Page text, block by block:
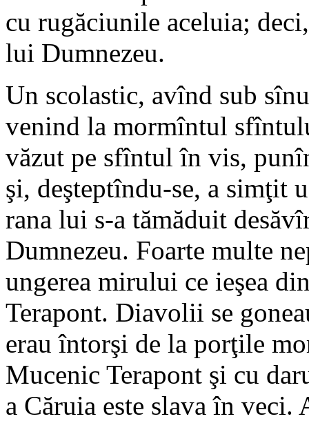
cu rugăciunile aceluia;
lui Dumnezeu.
Un scolastic, avînd sub
venind la mormîntul
văzut pe sfîntul în vis,
şi, deşteptîndu-se, a simţit
rana lui s-a tămăduit
Dumnezeu. Foarte multe
ungerea mirului ce ieşea
Terapont. Diavolii se
erau întorşi de la porţile
Mucenic Terapont şi cu
a Căruia este slava în veci.